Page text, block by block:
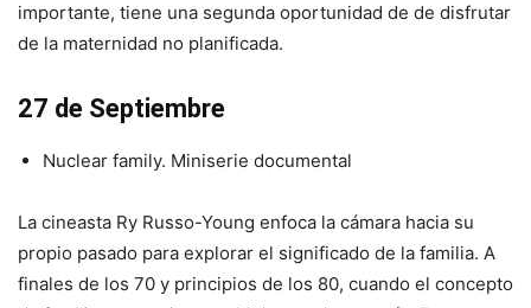
importante, tiene una segunda oportunidad de de disfrutar
de la maternidad no planificada.
27 de Septiembre
Nuclear family. Miniserie documental
La cineasta Ry Russo-Young enfoca la cámara hacia su
propio pasado para explorar el significado de la familia. A
finales de los 70 y principios de los 80, cuando el concepto